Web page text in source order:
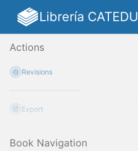
Librería CATEDU
Actions
Revisions
Export
Book Navigation